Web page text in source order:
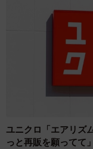
ユニクロ「エアリズ
っと再販を願ってて